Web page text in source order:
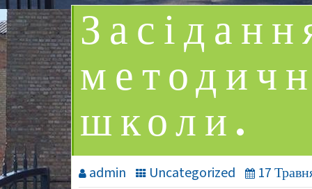
школи.
admin Uncategorized 17